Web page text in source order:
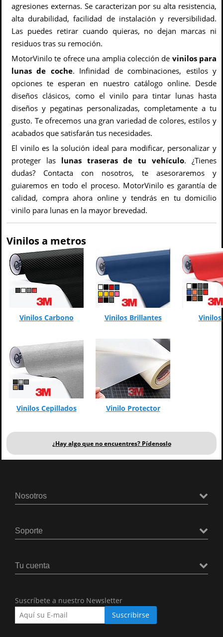
agresiones externas. Se caracterizan por su alta resistencia,
alta durabilidad, facilidad de instalación y reversibilidad.
Las puedes retirar cuando quieras, no dejan marcas ni
residuos tras su remoción.
MotorVinilo te ofrece una amplia colección de vinilos para
lunas de coche. Infinidad de combinaciones, estilos y
opciones te esperan en nuestro catálogo online. Desde
diseños clásicos, como el vinilo para tintar lunas hasta
diseños y pegatinas personalizadas, completamente a tu
gusto. Te ofrecemos una gran variedad de colores, estilos y
acabados que satisfarán tus necesidades.
El vinilo es la solución ideal para modificar, personalizar y
proteger las lunas traseras de tu vehículo. ¿Tienes
dudas? Contacta con nosotros, te asesoraremos y
guiaremos en todo el proceso. MotorVinilo es garantía de
calidad, compra ahora online y tendrás en tu domicilio
vinilo para lunas en la mayor brevedad.
Vinilos a metros
Vinilos Carbono Vinilos Brillantes
Vinilos Cepillados Vinilo Protector
¿Hay algo que no encuentres? Pídenoslo
Nosotros
Soporte
Tu cuenta
Suscríbete a nuestro Newsletter